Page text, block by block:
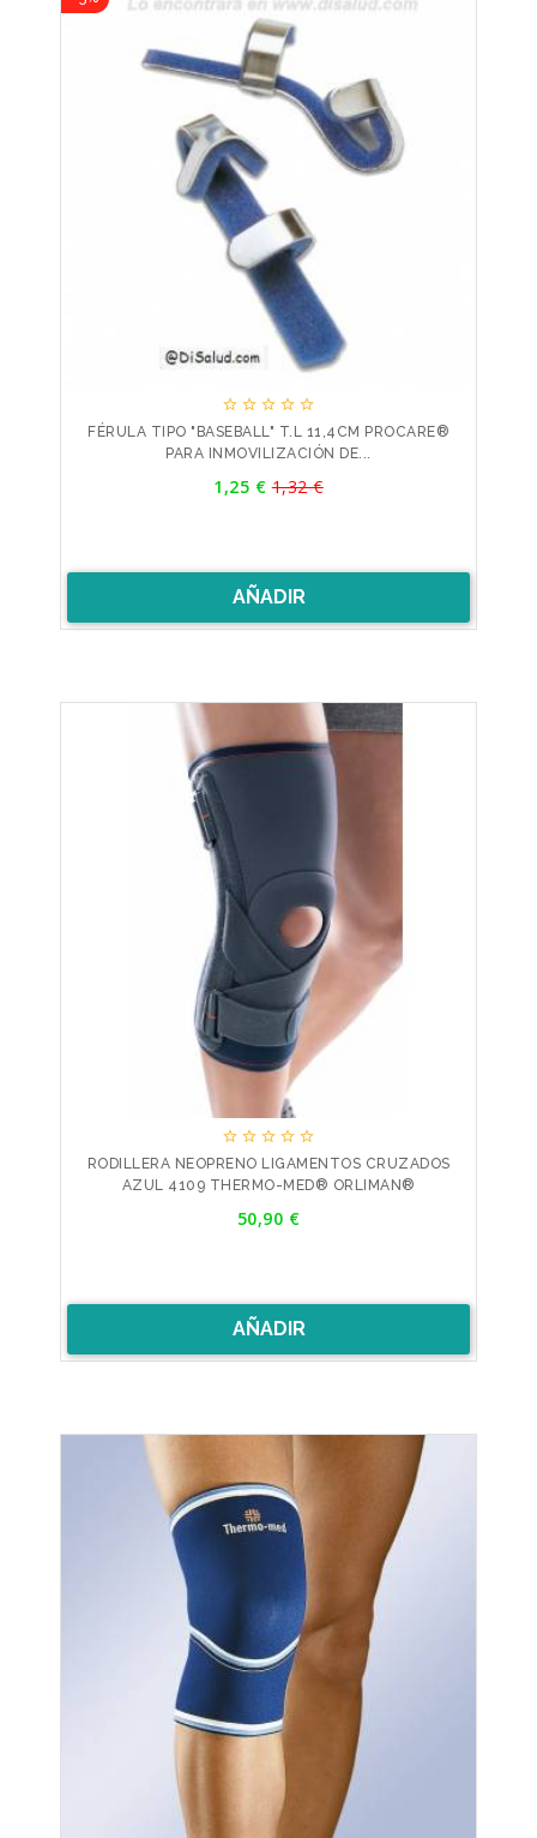
    
FÉRULA TIPO "BASEBALL" T.L 11,4CM PROCARE®
PARA INMOVILIZACIÓN DE...
1,25 €Precio
1,32 €
AÑADIR
    
RODILLERA NEOPRENO LIGAMENTOS CRUZADOS
AZUL 4109 THERMO-MED® ORLIMAN®
50,90 €
AÑADIR